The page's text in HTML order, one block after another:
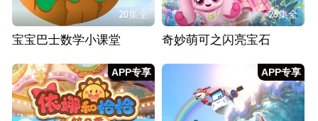
20集全
宝宝巴士数学小课堂
26集全
奇妙萌可之闪亮宝石
APP专享 APP专享